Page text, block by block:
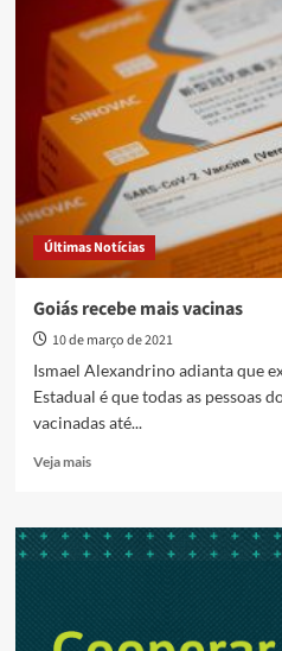
mais
266,8
mil
vacinas
para
2ª
dose
contra
Covid-
19
Últimas Notícias
Goiás recebe mais vacinas
10 de março de 2021
Ismael Alexandrino adianta que
Estadual é que todas as pessoas
vacinadas até...
Veja maisRead
Goiás
recebe